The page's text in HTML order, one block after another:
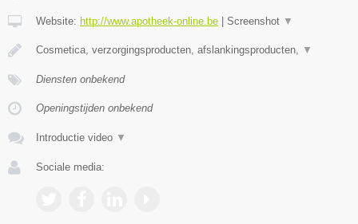
Website: http://www.apotheek-online.be Screenshot ▼
Cosmetica, verzorgingsproducten, afslankingsproducten, ▼
Diensten onbekend
Openingstijden onbekend
Introductie video ▼
Sociale media: